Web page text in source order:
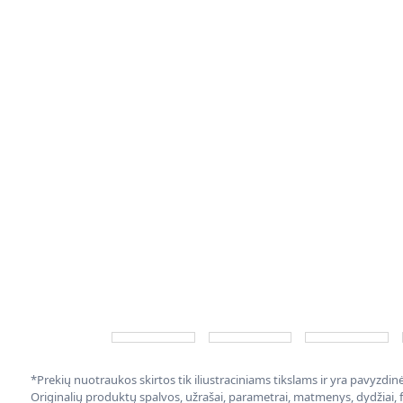
*Prekių nuotraukos skirtos tik iliustraciniams tikslams ir yra
Originalių produktų spalvos, užrašai, parametrai, matmenys,